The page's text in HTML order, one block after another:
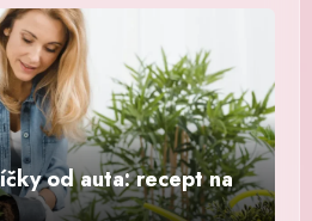
od auta: recept na